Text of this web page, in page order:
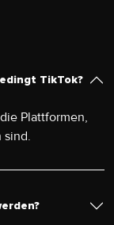
TikTok?
Plattformen,
sind.